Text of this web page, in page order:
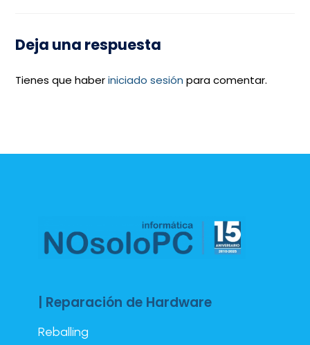
Deja una respuesta
Tienes que haberiniciado sesión para comentar.
| Reparación de Hardware
Reballing